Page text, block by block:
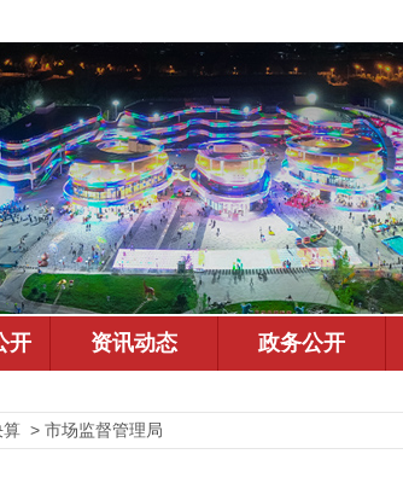
> 市场监督管理局